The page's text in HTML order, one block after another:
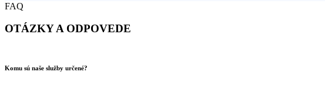
FAQ
OTÁZKY A ODPOVEDE
Komu sú naše služby určené?